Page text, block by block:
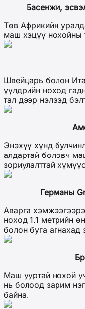
Басенжи,
Төв Африкийн
маш хэцүү нохойны
Швейцарь болон
үүлдрийн ноход
тал дээр нэлээд
Энэхүү хүнд
алдартай боловч
зориулалттай
Германы
Аварга
ноход 1.1 метрийн
болон буга агнахад
Маш ууртай нохой
нь болоод зарим
байна.